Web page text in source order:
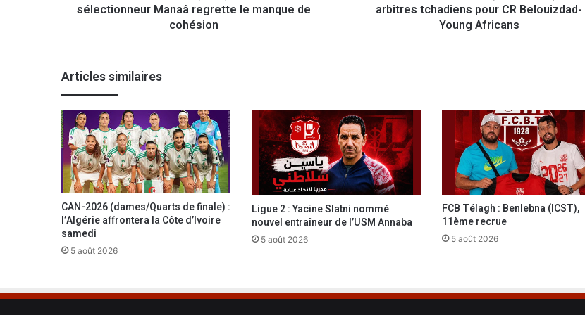
(
U
-
2
0
A
g
é
r
i
sélectionneur Manaâ regrette le manque de
cohésion
s
(
G
r
.
d
-
è
r
arbitres tchadiens pour CR Belouizdad-
Young Africans
Articles similaires
CAN-2026 (dames/Quarts de finale) :
l’Algérie affrontera la Côte d’Ivoire
samedi
5 août 2026
Ligue 2 : Yacine Slatni nommé
nouvel entraîneur de l’USM Annaba
5 août 2026
FCB Télagh : Benlebna (ICST),
11ème recrue
5 août 2026